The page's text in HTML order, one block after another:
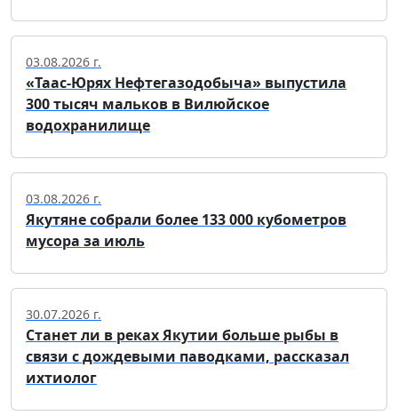
03.08.2026 г.
«Таас-Юрях Нефтегазодобыча» выпустила
300 тысяч мальков в Вилюйское
водохранилище
03.08.2026 г.
Якутяне собрали более 133 000 кубометров
мусора за июль
30.07.2026 г.
Станет ли в реках Якутии больше рыбы в
связи с дождевыми паводками, рассказал
ихтиолог